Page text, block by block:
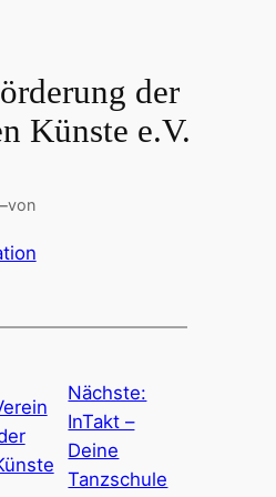
der
Künste e.V.
von
Nächste:
InTakt –
Deine
Tanzschule